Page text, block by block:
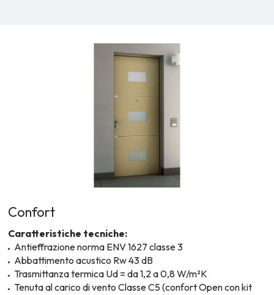
Confort
Caratteristiche tecniche:
Antieffrazione norma ENV 1627 classe 3
Abbattimento acustico Rw 43 dB
Trasmittanza termica Ud = da 1,2 a 0,8 W/m²K
Tenuta al carico di vento Classe C5 (confort Open con kit